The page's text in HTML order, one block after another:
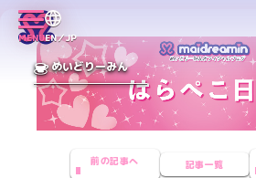
MENUEN／JP
めいどりーみん
前の記事へ 記事一覧